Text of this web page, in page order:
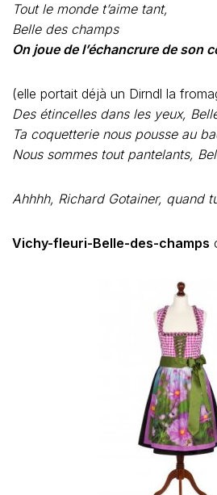
Tout le monde t’aime tant,
Belle des champs
On joue de l’échancrure de son
(elle portait déjà un Dirndl la
Des étincelles dans les yeux,
Ta coquetterie nous pousse au
Nous sommes tout pantelants,
Ahhhh, Richard Gotainer, quand
Vichy-fleuri-Belle-des-champs